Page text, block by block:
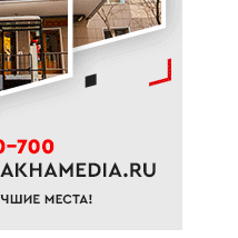
в
от паводка
район
в рамках Дня